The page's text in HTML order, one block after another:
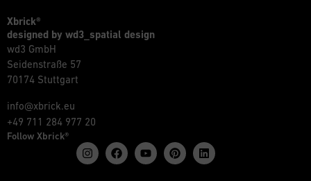
Xbrick®
designed by wd3_spatial design
wd3 GmbH
Seidenstraße 57
70174 Stuttgart
info@xbrick.eu
+49 711 284 977 20
Follow Xbrick®